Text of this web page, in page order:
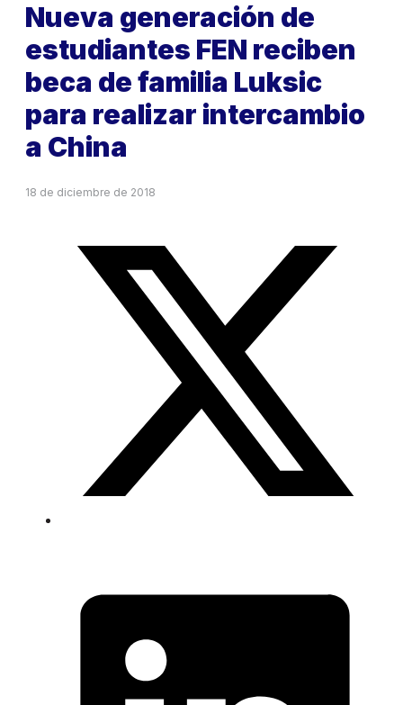
Nueva generación de
estudiantes FEN reciben
beca de familia Luksic
para realizar intercambio
a China
18 de diciembre de 2018